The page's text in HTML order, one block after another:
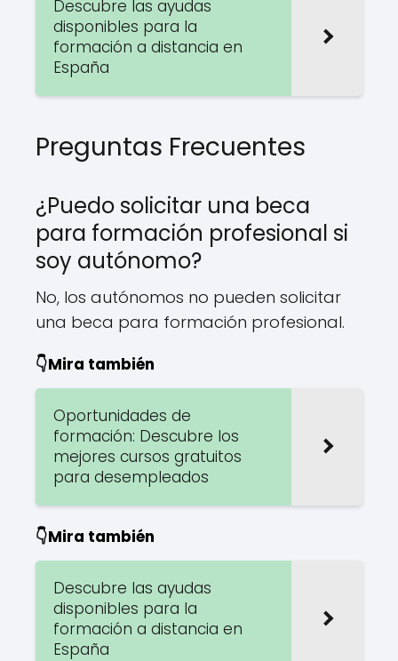
Descubre las ayudas
disponibles para la
formación a distancia en
España
Preguntas Frecuentes
¿Puedo solicitar una beca
para formación profesional si
soy autónomo?
No, los autónomos no pueden solicitar
una beca para formación profesional.
👇Mira también
Oportunidades de
formación: Descubre los
mejores cursos gratuitos
para desempleados
👇Mira también
Descubre las ayudas
disponibles para la
formación a distancia en
España